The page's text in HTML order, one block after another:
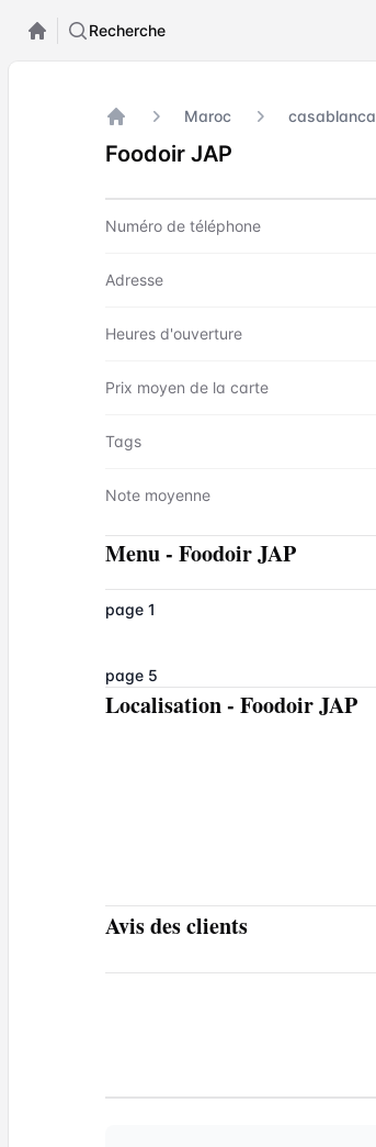
Recherche
Accueil
Maroc casablanca
Foodoir JAP
Contact Foodoir JAP
Numéro de téléphone
Adresse
Heures d'ouverture
Prix moyen de la carte
Tags
Note moyenne
Menu- Foodoir JAP
page 1
page 5
Localisation- Foodoir JAP
Avis des clients